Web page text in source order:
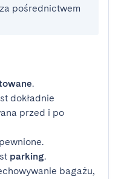
pośrednictwem
.
dokładnie
przed i po
parking.
bagażu,